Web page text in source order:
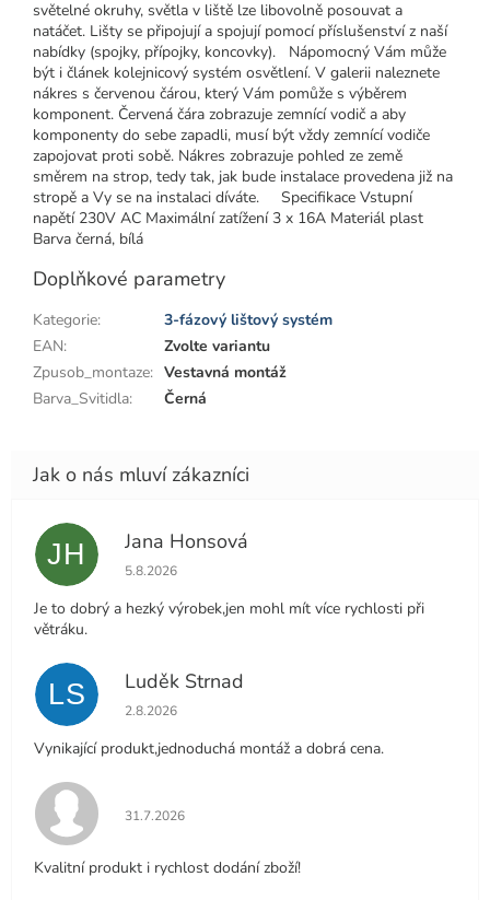
světelné okruhy, světla v liště lze libovolně posouvat a
natáčet. Lišty se připojují a spojují pomocí příslušenství z naší
nabídky (spojky, přípojky, koncovky). Nápomocný Vám může
být i článek kolejnicový systém osvětlení. V galerii naleznete
nákres s červenou čárou, který Vám pomůže s výběrem
komponent. Červená čára zobrazuje zemnící vodič a aby
komponenty do sebe zapadli, musí být vždy zemnící vodiče
zapojovat proti sobě. Nákres zobrazuje pohled ze země
směrem na strop, tedy tak, jak bude instalace provedena již na
stropě a Vy se na instalaci díváte. Specifikace Vstupní
napětí 230V AC Maximální zatížení 3 x 16A Materiál plast
Barva černá, bílá
Doplňkové parametry
Kategorie:
3-fázový lištový systém
EAN:
Zvolte variantu
Zpusob_montaze: Vestavná montáž
Barva_Svitidla: Černá
JH Jana Honsová
Hodnocení obchodu je 5 z 5 hvězdiček.
5.8.2026
Je to dobrý a hezký výrobek,jen mohl mít více rychlosti při
větráku.
LS Luděk Strnad
Hodnocení obchodu je 5 z 5 hvězdiček.
2.8.2026
Vynikající produkt,jednoduchá montáž a dobrá cena.
Hodnocení obchodu je 5 z 5 hvězdiček.
31.7.2026
Kvalitní produkt i rychlost dodání zboží!